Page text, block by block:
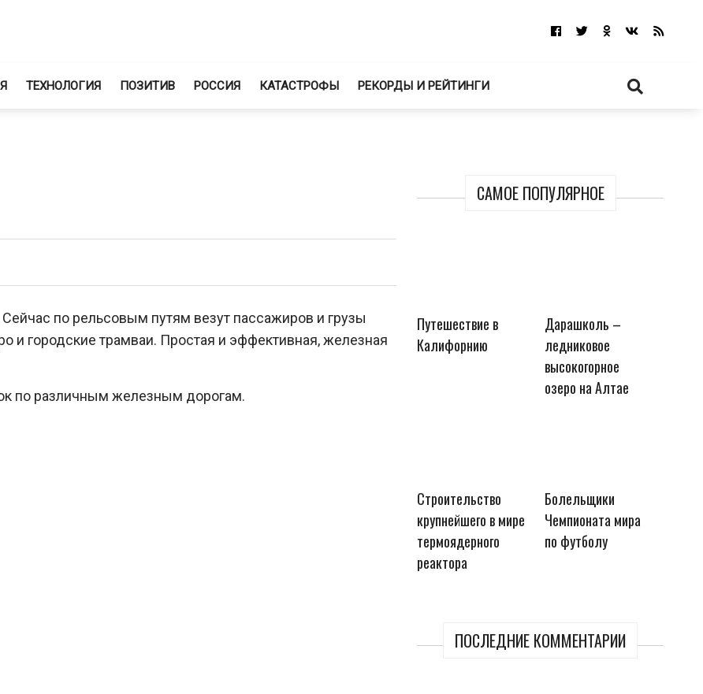
ТЕХНОЛОГИЯ ПОЗИТИВ РОССИЯ КАТАСТРОФЫ РЕКОРДЫ И РЕЙТИНГИ
САМОЕ ПОПУЛЯРНОЕ
Путешествие в
Калифорнию
Дарашколь –
ледниковое
высокогорное
озеро на Алтае
Строительство
крупнейшего в мире
термоядерного
реактора
Болельщики
Чемпионата мира
по футболу
ПОСЛЕДНИЕ КОММЕНТАРИИ
по рельсовым путям везут пассажиров и грузы
и городские трамваи. Простая и эффективная, железная
по различным железным дорогам.